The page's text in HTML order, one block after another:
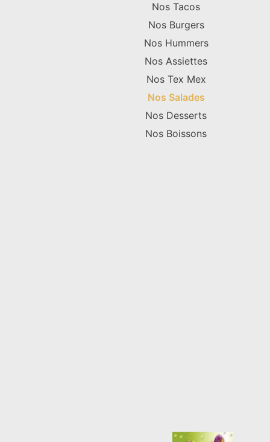
Nos Tacos
Nos Burgers
Nos Hummers
Nos Assiettes
Nos Tex Mex
Nos Salades
Nos Desserts
Nos Boissons